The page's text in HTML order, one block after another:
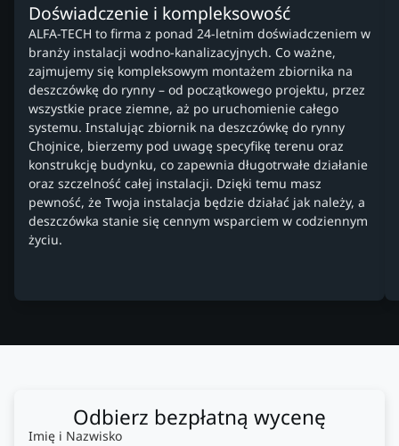
Doświadczenie i kompleksowość
ALFA-TECH to firma z ponad 24-letnim doświadczeniem w
branży instalacji wodno-kanalizacyjnych. Co ważne,
zajmujemy się kompleksowym montażem zbiornika na
deszczówkę do rynny – od początkowego projektu, przez
wszystkie prace ziemne, aż po uruchomienie całego
systemu. Instalując zbiornik na deszczówkę do rynny
Chojnice, bierzemy pod uwagę specyfikę terenu oraz
konstrukcję budynku, co zapewnia długotrwałe działanie
oraz szczelność całej instalacji. Dzięki temu masz
pewność, że Twoja instalacja będzie działać jak należy, a
deszczówka stanie się cennym wsparciem w codziennym
życiu.
Odbierz bezpłatną wycenę
Imię i Nazwisko